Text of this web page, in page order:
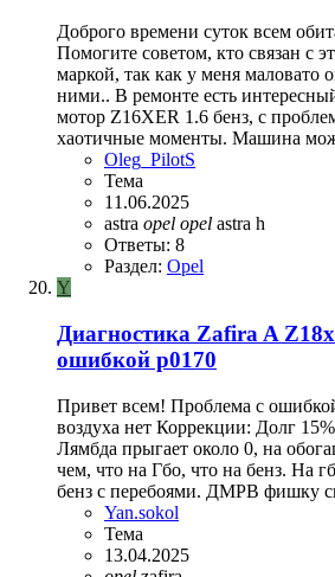
Доброго времени суток всем
Помогите советом, кто связан с
маркой, так как у меня маловато
ними.. В ремонте есть
мотор Z16XER 1.6 бенз, с
хаотичные моменты. Машина
Oleg_PilotS
Тема
11.06.2025
astra opel opel astra h
Ответы: 8
Раздел: Opel
Y
Диагностика Zafira A
ошибкой p0170
Привет всем! Проблема с
воздуха нет Коррекции: Долг
Лямбда прыгает около 0, на
чем, что на Гбо, что на бенз. На
бенз с перебоями. ДМРВ фишку
Yan.sokol
Тема
13.04.2025